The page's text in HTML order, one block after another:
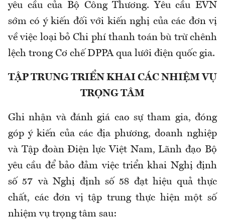
yêu cầu của Bộ Công Thương. Yêu cầu EVN
sớm có ý kiến đối với kiến nghị của các đơn vị
về việc loại bỏ Chi phí thanh toán bù trừ chênh
lệch trong Cơ chế DPPA qua lưới điện quốc gia.
TẬP TRUNG TRIỂN KHAI CÁC NHIỆM VỤ
TRỌNG TÂM
Ghi nhận và đánh giá cao sự tham gia, đóng
góp ý kiến của các địa phương, doanh nghiệp
và Tập đoàn Điện lực Việt Nam, Lãnh đạo Bộ
yêu cầu để bảo đảm việc triển khai Nghị định
số 57 và Nghị định số 58 đạt hiệu quả thực
chất, các đơn vị tập trung thực hiện một số
nhiệm vụ trọng tâm sau: